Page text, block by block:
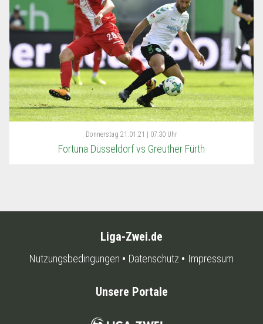
Donnerstag 21.01.21 | 07:30 Uhr
Fortuna Düsseldorf vs Greuther Fürth
Liga-Zwei.de
Nutzungsbedingungen Datenschutz Impressum
Unsere Portale